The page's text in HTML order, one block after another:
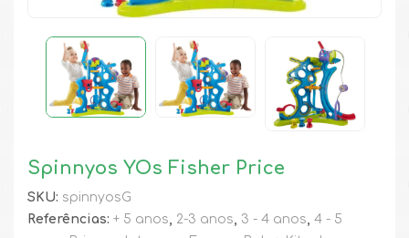
Spinnyos YOs Fisher Price
SKU: spinnyosG
Referências: + 5 anos 2-3 anos 3 - 4 anos 4 - 5